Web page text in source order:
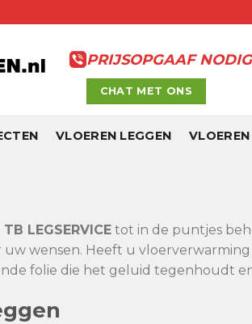
PRIJSOPGAAF
CHAT MET ONS
VLOEREN LEGGEN
TB LEGSERVICE tot in de puntjes
wensen. Heeft u
folie die het geluid tegenhoudt